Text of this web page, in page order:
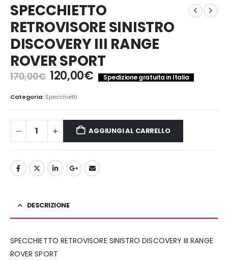
SPECCHIETTO
RETROVISORE SINISTRO
DISCOVERY III RANGE
ROVER SPORT
170,00€ Il
prezzo
originale
era:
170,00€.
120,00€Il
prezzo
è:
120,00€.
Spedizione gratuita in Italia
Categoria: Specchietti
AGGIUNGI AL CARRELLO
DESCRIZIONE
SPECCHIETTO RETROVISORE SINISTRO DISCOVERY III RANGE
ROVER SPORT